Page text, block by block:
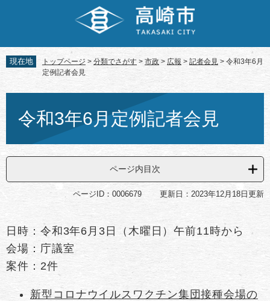
先
頭
す。
を
飛
し
へ
現在地 トップページ > 分類でさがす > 市政 > 広報 > 記者会見 > 令和3年6月
定例記者会見
令和3年6月定例記者会見
ページ内目次
ページID：0006679 更新日：2023年12月18日更新
日時：令和3年6月3日（木曜日）午前11時から
会場：庁議室
案件：2件
新型コロナウイルスワクチン集団接種会場の